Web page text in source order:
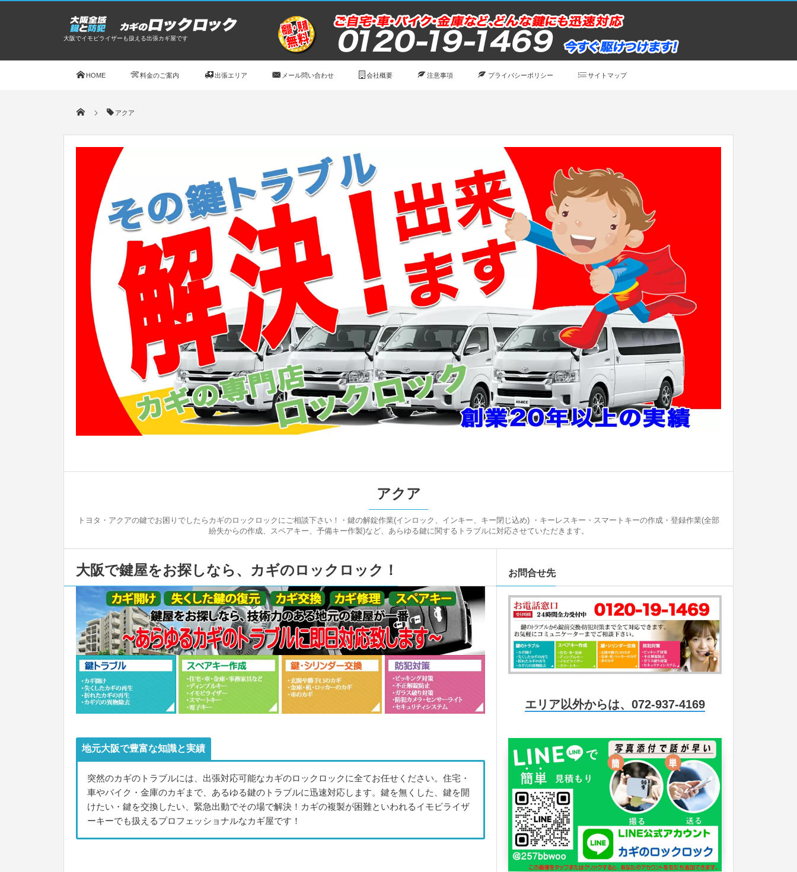
大阪でイモビライザーも扱える出張カギ屋です
HOME 料金のご案内 出張エリア メール問い合わせ 会社概要 注意事項 プライバシーポリシー サイトマップ
アクア
アクア
トヨタ・アクアの鍵でお困りでしたらカギのロックロックにご相談下さい！・鍵の解錠作業(インロック、インキー、キー閉じ込め) ・キーレスキー・スマートキーの作成・登録作業(全部
紛失からの作成、スペアキー、予備キー作製)など、あらゆる鍵に関するトラブルに対応させていただきます。
大阪で鍵屋をお探しなら、カギのロックロック！
地元大阪で豊富な知識と実績
突然のカギのトラブルには、出張対応可能なカギのロックロックに全てお任せください。住宅・
車やバイク・金庫のカギまで、あるゆる鍵のトラブルに迅速対応します。鍵を無くした、鍵を開
けたい・鍵を交換したい、緊急出動でその場で解決！カギの複製が困難といわれるイモビライザ
ーキーでも扱えるプロフェッショナルなカギ屋です！
お問合せ先
エリア以外からは、072-937-4169